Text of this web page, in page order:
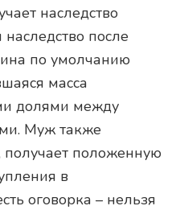
наследство
после
по умолчанию
масса
долями между
Муж также
получает положенную
в
оговорка – нельзя